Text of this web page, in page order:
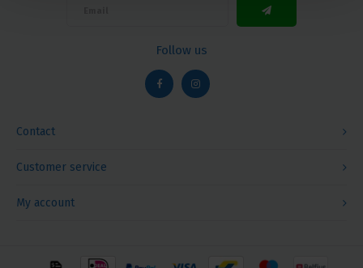
Contact
Follow us
Customer service
My account